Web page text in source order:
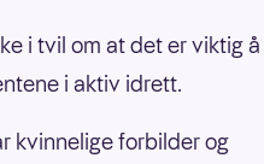
i tvil om at det er viktig å
i aktiv idrett.
kvinnelige forbilder og